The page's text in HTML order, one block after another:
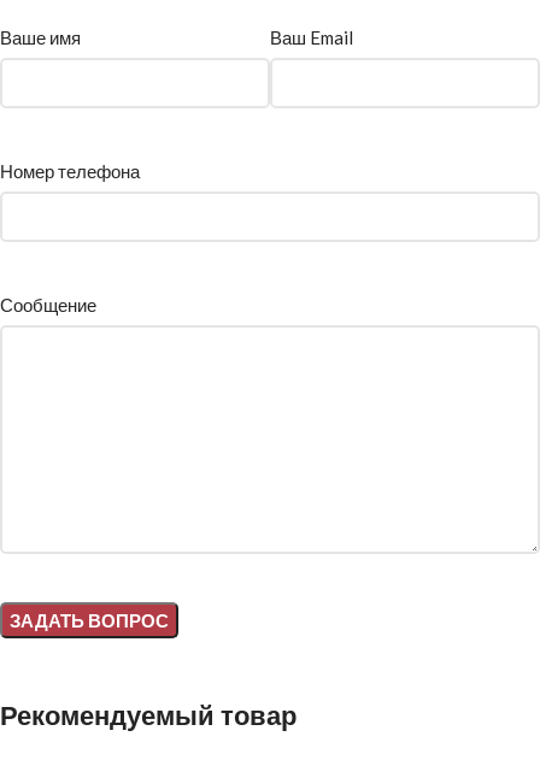
Ваше имя Ваш Email
Номер телефона
Сообщение
Рекомендуемый товар